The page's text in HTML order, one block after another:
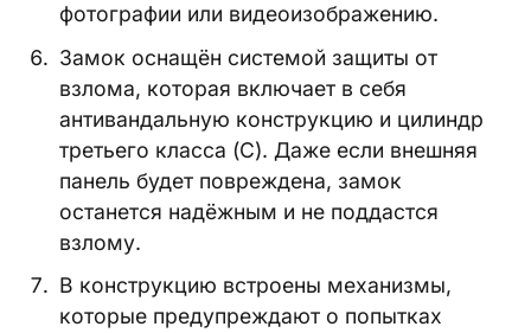
фотографии или видеоизображению.
Замок оснащён системой защиты от
взлома, которая включает в себя
антивандальную конструкцию и цилиндр
третьего класса (C). Даже если внешняя
панель будет повреждена, замок
останется надёжным и не поддастся
взлому.
В конструкцию встроены механизмы,
которые предупреждают о попытках